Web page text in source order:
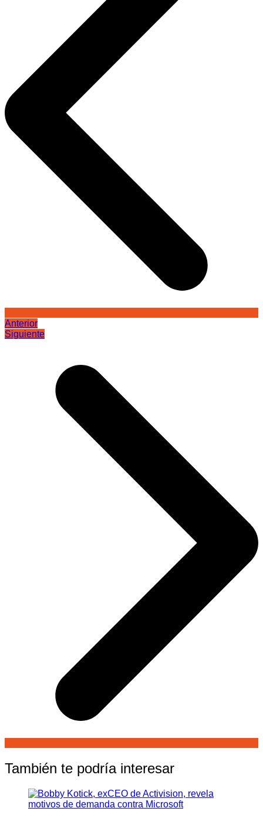
Anterior
Siguiente
También te podría interesar